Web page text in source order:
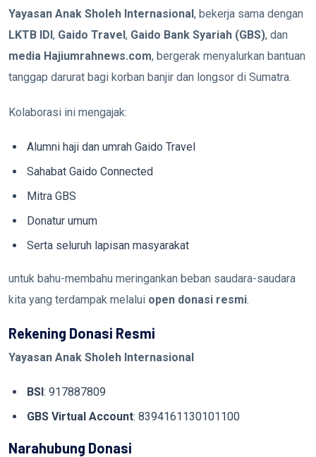
Yayasan Anak Sholeh Internasional, bekerja sama dengan
LKTB IDI, Gaido Travel, Gaido Bank Syariah (GBS), dan
media Hajiumrahnews.com, bergerak menyalurkan bantuan
tanggap darurat bagi korban banjir dan longsor di Sumatra.
Kolaborasi ini mengajak:
Alumni haji dan umrah Gaido Travel
Sahabat Gaido Connected
Mitra GBS
Donatur umum
Serta seluruh lapisan masyarakat
untuk bahu-membahu meringankan beban saudara-saudara
kita yang terdampak melalui open donasi resmi.
Rekening Donasi Resmi
Yayasan Anak Sholeh Internasional
BSI: 917887809
GBS Virtual Account: 8394161130101100
Narahubung Donasi